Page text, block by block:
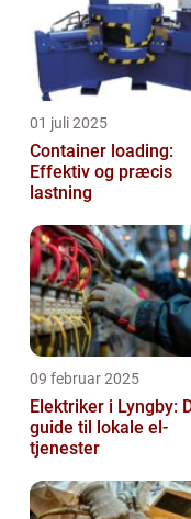
01 juli 2025
Container loading:
Effektiv og præcis
lastning
09 februar 2025
Elektriker i Lyngby:
guide til lokale el-
tjenester